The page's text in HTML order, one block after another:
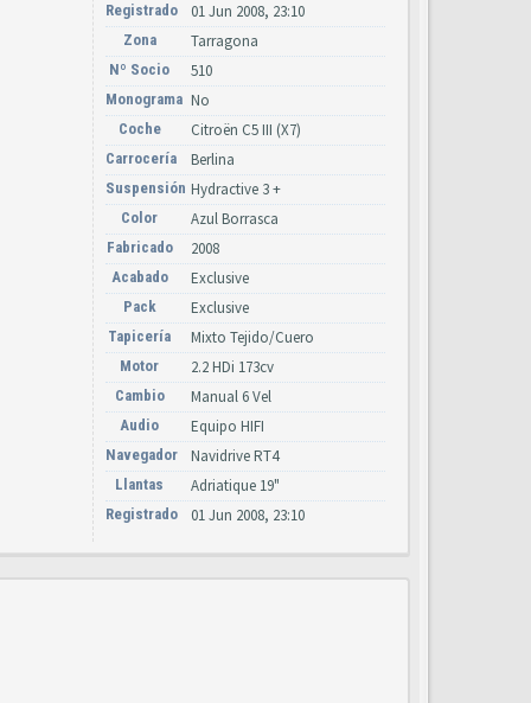
Registrado 01 Jun 2008, 23:10
Zona Tarragona
Nº Socio 510
Monograma No
Coche Citroën C5 III (X7)
Carrocería Berlina
Suspensión Hydractive 3 +
Color Azul Borrasca
Fabricado 2008
Acabado Exclusive
Pack Exclusive
Tapicería Mixto Tejido/Cuero
Motor 2.2 HDi 173cv
Cambio Manual 6 Vel
Audio Equipo HIFI
Navegador Navidrive RT4
Llantas Adriatique 19"
Registrado 01 Jun 2008, 23:10